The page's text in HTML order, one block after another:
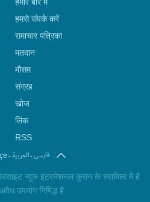
हमारे बारे में
हमसे संपर्क करें
समाचार पत्रिका
मतदान
मौसम
संग्रह
खोज
लिंक
RSS
. العربیة.فارسی
न्यूज इंटरनेशनल कुरान के स्वामित्व में है
उपयोग निषिद्ध है